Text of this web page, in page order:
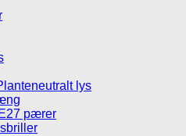
lys
pærer